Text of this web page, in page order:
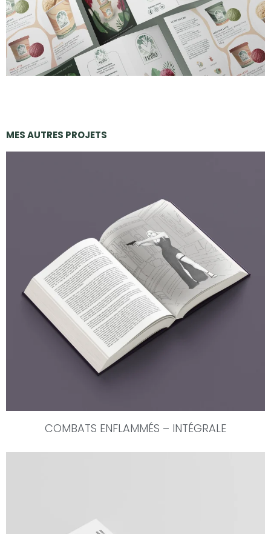
MES AUTRES PROJETS
COMBATS ENFLAMMÉS – INTÉGRALE